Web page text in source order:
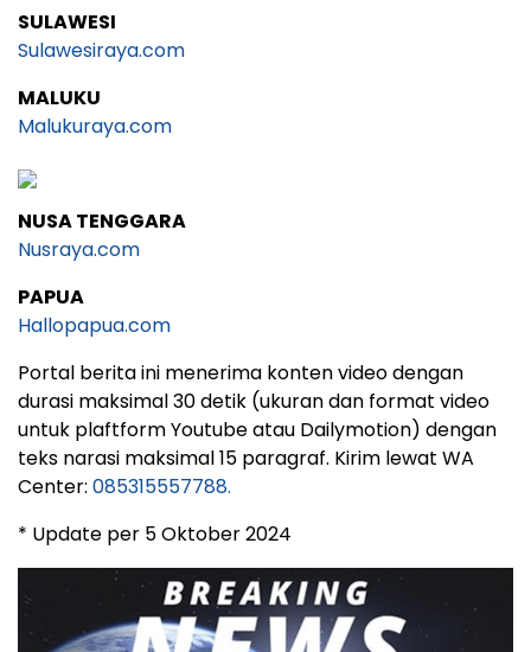
SULAWESI
Sulawesiraya.com
MALUKU
Malukuraya.com
NUSA TENGGARA
Nusraya.com
PAPUA
Hallopapua.com
Portal berita ini menerima konten video dengan
durasi maksimal 30 detik (ukuran dan format video
untuk plaftform Youtube atau Dailymotion) dengan
teks narasi maksimal 15 paragraf. Kirim lewat WA
Center: 085315557788.
* Update per 5 Oktober 2024